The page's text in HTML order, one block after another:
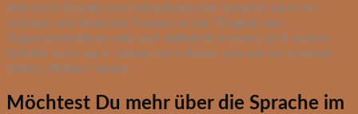
bewusste Einsatz von metaphorischer Sprache kann ein
schöner und kreativer Prozess in der Tätigkeit des
Yogaunterrichtens sein und vielleicht erinnern sich unsere
Schüler auch nach Jahren noch daran, wie wir sie erstmals
haben „fließen“ lassen.
Möchtest Du mehr über die Sprache im